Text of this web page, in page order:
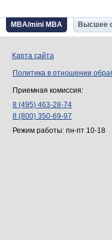
MBA/mini MBA Высшее
Карта сайта
Политика в отношении
Приемная комиссия:
8 (495) 463-28-74
8 (800) 350-69-97
Режим работы: пн-пт 10-18